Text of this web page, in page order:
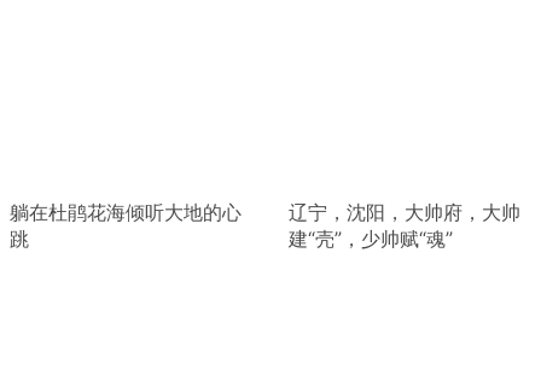
躺在杜鹃花海倾听大地的心
跳
辽宁，沈阳，大帅府，大帅
建“壳”，少帅赋“魂”